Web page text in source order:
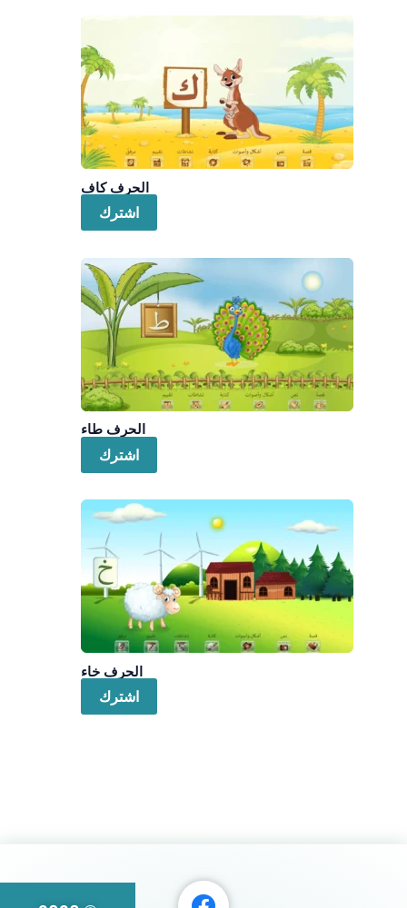
الحرف كاف
اشترك
الحرف طاء
اشترك
الحرف خاء
اشترك